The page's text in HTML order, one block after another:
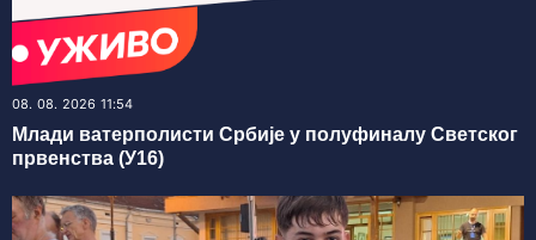
08. 08. 2026 11:54
Млади ватерполисти Србије у полуфиналу Светског
првенства (У16)